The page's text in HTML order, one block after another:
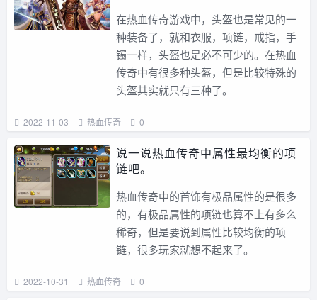
在热血传奇游戏中，头盔也是常见的一
种装备了，就和衣服，项链，戒指，手
镯一样，头盔也是必不可少的。在热血
传奇中有很多种头盔，但是比较特殊的
头盔其实就只有三种了。
2022-11-03 热血传奇 0
说一说热血传奇中属性最均衡的项
链吧。
热血传奇中的首饰有极品属性的是很多
的，有极品属性的项链也算不上有多么
稀奇，但是要说到属性比较均衡的项
链，很多玩家就想不起来了。
2022-10-31 热血传奇 0